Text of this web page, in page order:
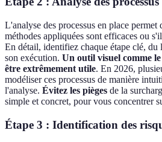
L'analyse des processus en place permet
méthodes appliquées sont efficaces ou
En détail, identifiez chaque étape clé, du
son exécution. Un outil visuel comme
être extrêmement utile. En 2026,
modéliser ces processus de manière
l'analyse. Évitez les pièges de la
simple et concret, pour vous concentrer
Étape 3 : Identification des